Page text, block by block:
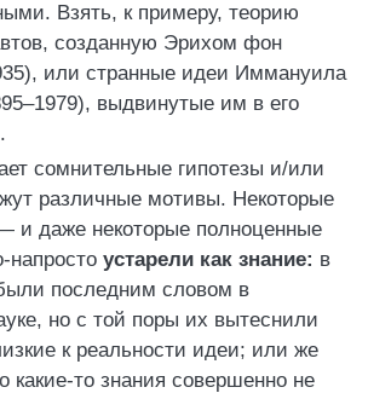
Взять, к примеру, теорию
созданную Эрихом фон
или странные идеи Иммануила
выдвинутые им в его
сомнительные гипотезы и/или
различные мотивы. Некоторые
и даже некоторые полноценные
напросто устарели как знание: в
последним словом в
но с той поры их вытеснили
к реальности идеи; или же
какие-то знания совершенно не